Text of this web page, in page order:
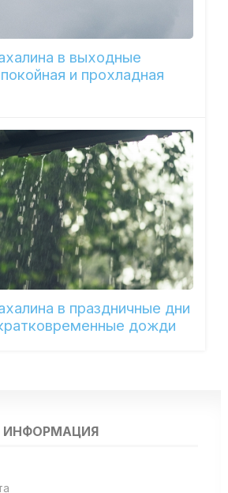
в выходные
и прохладная
в праздничные дни
дожди
ИНФОРМАЦИЯ